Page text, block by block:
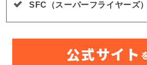
SFC（スーパーフライヤーズ